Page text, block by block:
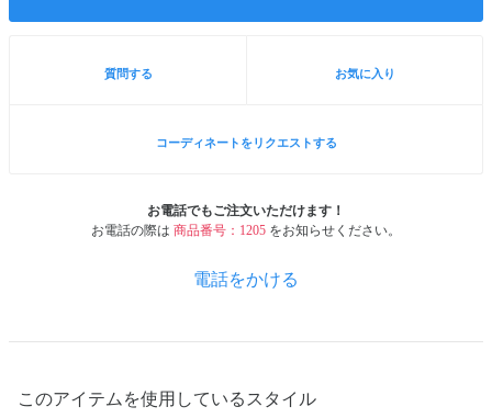
質問する お気に入り
コーディネートをリクエストする
お電話でもご注文いただけます！
お電話の際は 商品番号：1205 をお知らせください。
電話をかける
このアイテムを使用しているスタイル